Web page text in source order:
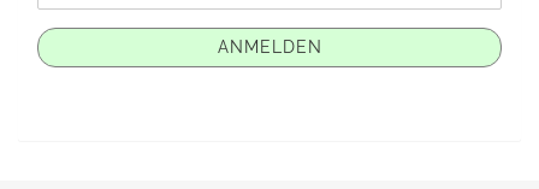
NEWSLETTER-
ANMELDUNG
Mail
ANMELDEN